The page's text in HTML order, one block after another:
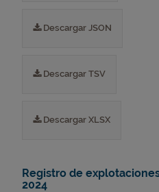
Descargar JSON
Descargar TSV
Descargar XLSX
Registro de
2024